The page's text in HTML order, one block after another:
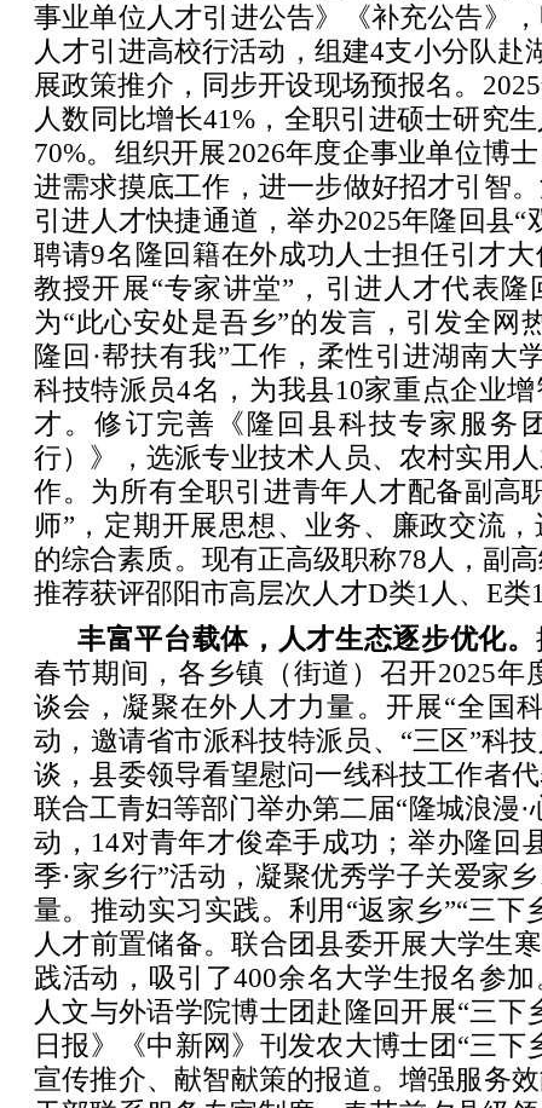
事业单位人才引进公告》《补充公告》
人才引进高校行活动，组建4支小分队赴
展政策推介，同步开设现场预报名。
人数同比增长41%，全职引进硕士研究
70%。组织开展2026年度企事业单位博
进需求摸底工作，进一步做好招才引智
引进人才快捷通道，举办2025年隆回县“
聘请9名隆回籍在外成功人士担任引才
教授开展“专家讲堂”，引进人才代表
为“此心安处是吾乡”的发言，引发全网
隆回·帮扶有我”工作，柔性引进湖南大
科技特派员4名，为我县10家重点企业
才。修订完善《隆回县科技专家服务
行）》，选派专业技术人员、农村实用
作。为所有全职引进青年人才配备副高
师”，定期开展思想、业务、廉政交流
的综合素质。现有正高级职称78人，副
推荐获评邵阳市高层次人才D类1人、E类
丰富平台载体，人才生态逐步优化。
春节期间，各乡镇（街道）召开2025年
谈会，凝聚在外人才力量。开展“全国
动，邀请省市派科技特派员、“三区”科
谈，县委领导看望慰问一线科技工作者
联合工青妇等部门举办第二届“隆城浪漫
动，14对青年才俊牵手成功；举办隆回
季·家乡行”活动，凝聚优秀学子关爱家
量。推动实习实践。利用“返家乡”“三下
人才前置储备。联合团县委开展大学生
践活动，吸引了400余名大学生报名参
人文与外语学院博士团赴隆回开展“三下
日报》《中新网》刊发农大博士团“三下
宣传推介、献智献策的报道。增强服务